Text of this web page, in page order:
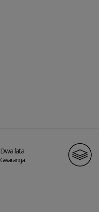
Dwa lata
Gwarancja